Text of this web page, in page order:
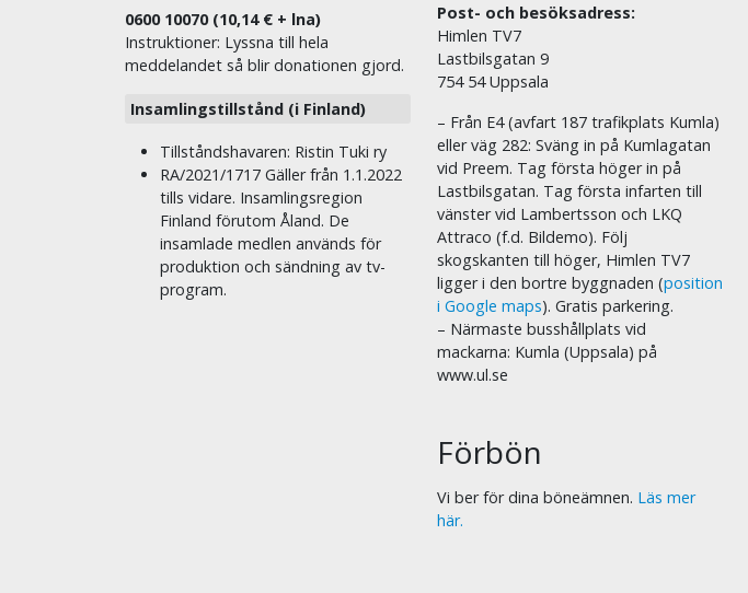
0600 10070 (10,14 € + lna)
Instruktioner: Lyssna till hela
meddelandet så blir donationen gjord.
Insamlingstillstånd (i Finland)
Tillståndshavaren: Ristin Tuki ry
RA/2021/1717 Gäller från 1.1.2022
tills vidare. Insamlingsregion
Finland förutom Åland. De
insamlade medlen används för
produktion och sändning av tv-
program.
Post- och besöksadress:
Himlen TV7
Lastbilsgatan 9
754 54 Uppsala
– Från E4 (avfart 187 trafikplats Kumla)
eller väg 282: Sväng in på Kumlagatan
vid Preem. Tag första höger in på
Lastbilsgatan. Tag första infarten till
vänster vid Lambertsson och LKQ
Attraco (f.d. Bildemo). Följ
skogskanten till höger, Himlen TV7
ligger i den bortre byggnaden (position
i Google maps). Gratis parkering.
– Närmaste busshållplats vid
mackarna: Kumla (Uppsala) på
www.ul.se
Förbön
Vi ber för dina böneämnen. Läs mer
här.